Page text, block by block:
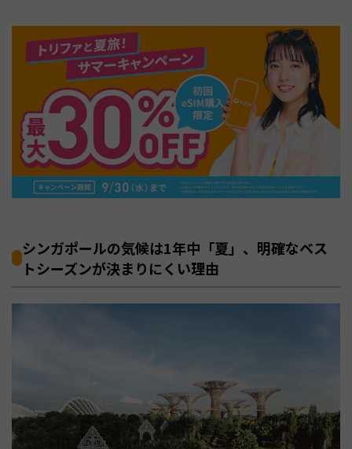
シンガポールの気候は1年中「夏」、明確なベス
トシーズンが決まりにくい理由